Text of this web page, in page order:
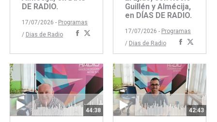
DE RADIO.
17/07/2026 - Programas
/ Dias de Radio
Compartir
Facebook
Twitter
Guillén y Almécija,
en DÍAS DE RADIO.
17/07/2026 - Programas
/ Dias de Radio
Compartir
concon
44:38 42:43